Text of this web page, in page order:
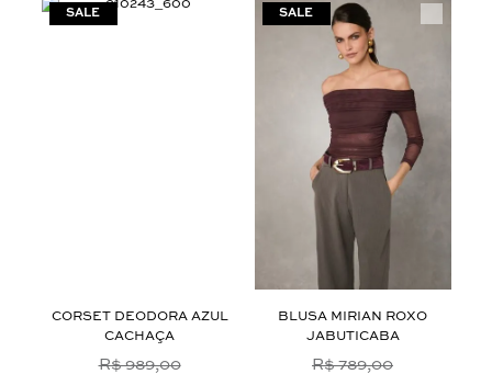
CORSET DEODORA AZUL
CACHAÇA
R$ 989,00
BLUSA MIRIAN ROXO
JABUTICABA
R$ 789,00